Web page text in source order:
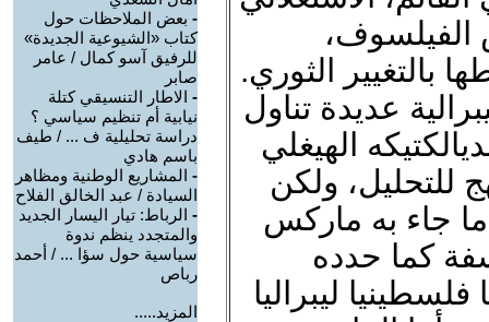
الفيلسوف،
بالتغيير الثوري.
عديدة تناول
الهيغلي
للتحليل، ولكن
ما جاء به ماركس
كما حدده
ليبراليا
- بعض الملاحظات حول
كتاب «الشيوعية الجديدة»
للرفيق آسو كمال / عامر
صابر
- الاطار التنسيقي كتلة
نيابية أم تنظيم سياسي ؟
دراسة تحليلية ف ... / طيف
باسم هادي
- المشاريع الوطنية ومظاهر
السيادة / عبد الخالق الفلاح
- الرباط: تيار اليسار الجديد
والمتجدد ينظم ندوة
سياسية حول سؤا ... / أحمد
رباص
المزيد.....